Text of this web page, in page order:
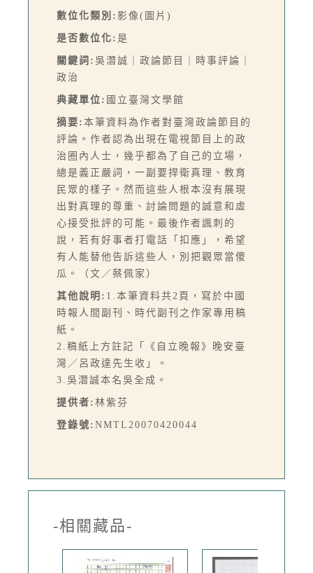
數位化類別: 影像(圖片)
是否數位化: 是
關鍵詞: 吳潛誠｜政論節目｜時事評論｜
政治
典藏單位: 國立臺灣文學館
摘要: 本筆資料為作者對臺灣政論節目的
評論。作者認為出現在電視節目上的政
治圈內人士，幾乎都為了自己的立場，
總是義正嚴詞，一副要捍衛真理、教育
民眾的樣子。然而這些人根本沒有展現
出對真理的尊重、討論問題的誠意和虛
心接受批評的可能。最後作者諷刺的
說，若有好事者打電話「扣應」，希望
有人能替他告訴這些人，別把觀眾當傻
瓜。（文／蔡佩家）
其他說明: 1.本筆資料共2頁，寫於中國
時報人間副刊、時代副刊之作家專用稿
紙。
2.稿紙上方註記「《自立晚報》晚安臺
灣／呂政達先生收」。
3.吳潛誠本名吳全成。
提供者: 林紫芬
登錄號: NMTL20070420044
-相關藏品-